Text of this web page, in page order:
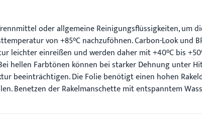
oder allgemeine Reinigungsflüssigkeiten, um
von +85°C nachzuföhnen. Carbon-Look
leichter einreißen und werden daher mit +40°C bis
hellen Farbtönen können bei starker Dehnung unter
beeinträchtigen. Die Folie benötigt einen hohen
Benetzen der Rakelmanschette mit entspanntem